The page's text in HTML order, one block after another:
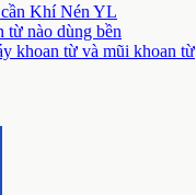
Khí Nén YL
từ nào dùng bền
khoan từ và mũi khoan từ